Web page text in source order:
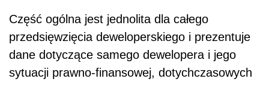
Część ogólna jest jednolita dla całego
przedsięwzięcia deweloperskiego i prezentuje
dane dotyczące samego dewelopera i jego
sytuacji prawno-finansowej, dotychczasowych